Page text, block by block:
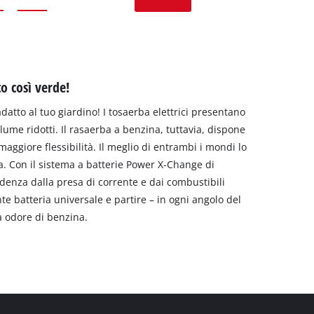
così verde!
al tuo giardino! I tosaerba elettrici presentano
ridotti. Il rasaerba a benzina, tuttavia, dispone
flessibilità. Il meglio di entrambi i mondi lo
Con il sistema a batterie Power X-Change di
dalla presa di corrente e dai combustibili
batteria universale e partire – in ogni angolo del
odore di benzina.